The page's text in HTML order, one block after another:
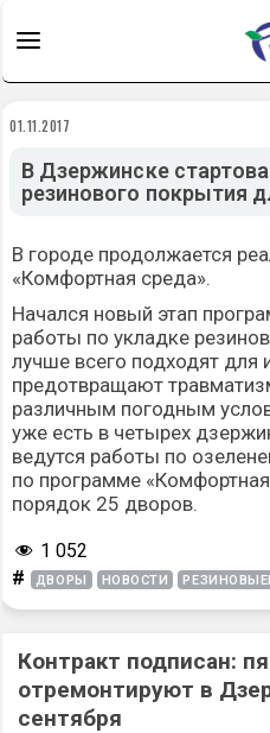
01.11.2017
В Дзержинске
резинового покрытия
В городе продолжается
«Комфортная среда».
Начался новый этап
работы по укладке
лучше всего подходят
предотвращают
различным погодным
уже есть в четырех
ведутся работы по
по программе
порядок 25 дворов.
1 052
# ДВОРЫ НОВОСТИ
Контракт подписан:
отремонтируют в
сентября